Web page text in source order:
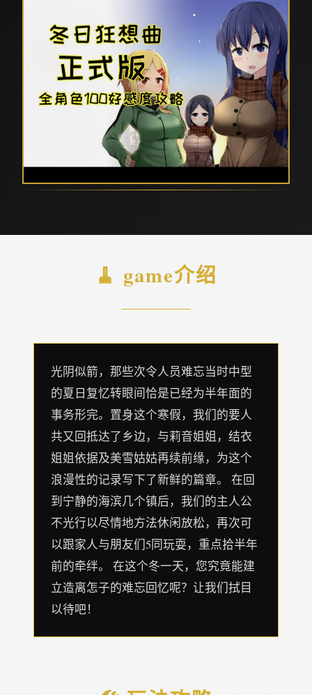
🧹 game介绍
光阴似箭，那些次令人员难忘当时中型
的夏日复忆转眼间恰是已经为半年面的
事务形完。置身这个寒假，我们的要人
共又回抵达了乡边，与莉音姐姐，结衣
姐姐依据及美雪姑姑再续前缘，为这个
浪漫性的记录写下了新鲜的篇章。 在回
到宁静的海滨几个镇后，我们的主人公
不光行以尽情地方法休闲放松，再次可
以跟家人与朋友们5同玩耍，重点拾半年
前的牵绊。 在这个冬一天，您究竟能建
立造离怎子的难忘回忆呢？让我们拭目
以待吧！